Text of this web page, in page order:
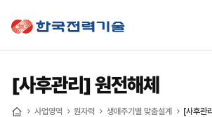
[사후관리] 원전해체
사업영역 원자력 생애주기별 맞춤설계 [사후관